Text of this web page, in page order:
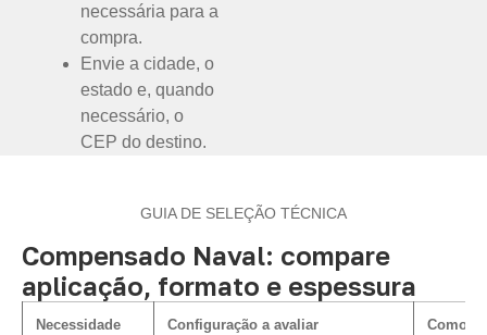
necessária para a
compra.
Envie a cidade, o
estado e, quando
necessário, o
CEP do destino.
GUIA DE SELEÇÃO TÉCNICA
Compensado Naval: compare
aplicação, formato e espessura
Necessidade
Configuração a avaliar Como